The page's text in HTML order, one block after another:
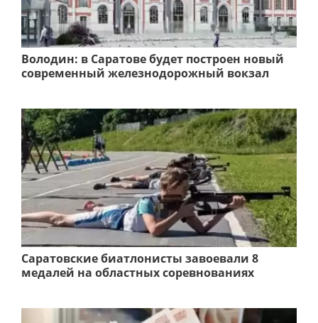
Володин: в Саратове будет построен новый
современный железнодорожный вокзал
Саратовские биатлонисты завоевали 8
медалей на областных соревнованиях